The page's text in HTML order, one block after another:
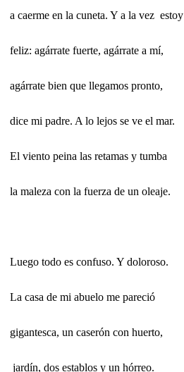
a caerme en la cuneta. Y a la vez estoy
feliz: agárrate fuerte, agárrate a mí,
agárrate bien que llegamos pronto,
dice mi padre. A lo lejos se ve el mar.
El viento peina las retamas y tumba
la maleza con la fuerza de un oleaje.
Luego todo es confuso. Y doloroso.
La casa de mi abuelo me pareció
gigantesca, un caserón con huerto,
jardín, dos establos y un hórreo.